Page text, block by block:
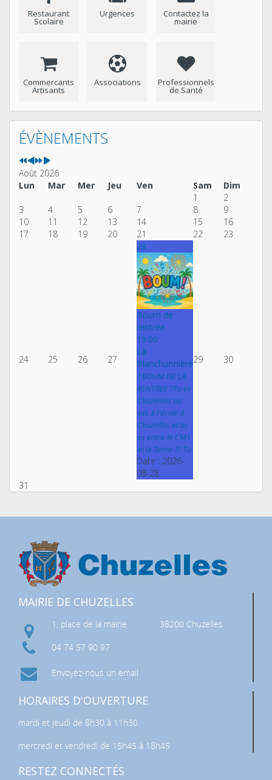
Restaurant
Scolaire
Urgences Contactez la
mairie
Commercants
Artisants
Associations Professionnels
de Santé
ÉVÈNEMENTS
Année
précédente
Mois
précédent
Année
suivante
Mois
suivant
Août 2026
Lun
Mar Mer Jeu Ven Sam
Dim
1
2
3
4 5 6 7 8
9
10
11 12 13 14 15
16
17
18 19 20 21 22 23
24 25 26 27
28
Boum de
rentrée
19:00
La
Blanchonnière
? BOUM DE LA
RENTREE ?Tu es
Chuzellois ou
vas à l'école à
Chuzelles et tu
es entre le CM1
et la 3ème ?? Tu
Date : 2026-
08-28
29 30
31
MAIRIE DE CHUZELLES
1, place de la mairie
38200 Chuzelles
04 74 57 90 97
Envoyez-nous un email
HORAIRES D'OUVERTURE
mardi et jeudi de 8h30 à 11h30
mercredi et vendredi de 15h45 à 18h45
RESTEZ CONNECTÉS